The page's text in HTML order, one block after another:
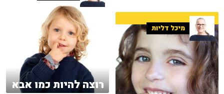
רוצה להיות כמו אבא
מיכל דליות